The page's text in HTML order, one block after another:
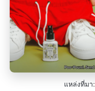
แหล่งที่มา: